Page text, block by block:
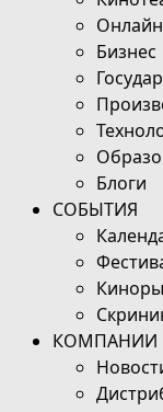
Онлайн
Бизнес
Блоги
СОБЫТИЯ
КОМПАНИИ